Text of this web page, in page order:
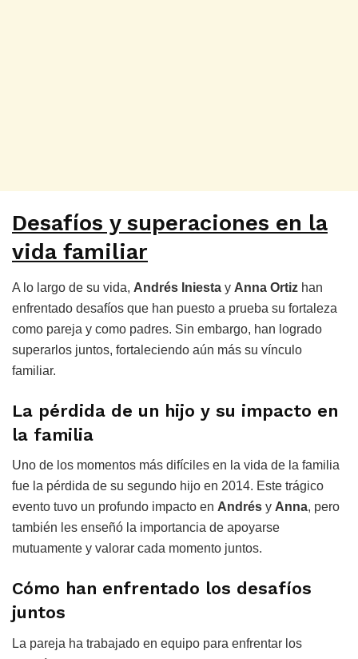
Desafíos y superaciones en la
vida familiar
A lo largo de su vida, Andrés Iniesta y Anna Ortiz han
enfrentado desafíos que han puesto a prueba su fortaleza
como pareja y como padres. Sin embargo, han logrado
superarlos juntos, fortaleciendo aún más su vínculo
familiar.
La pérdida de un hijo y su impacto en
la familia
Uno de los momentos más difíciles en la vida de la familia
fue la pérdida de su segundo hijo en 2014. Este trágico
evento tuvo un profundo impacto en Andrés y Anna, pero
también les enseñó la importancia de apoyarse
mutuamente y valorar cada momento juntos.
Cómo han enfrentado los desafíos
juntos
La pareja ha trabajado en equipo para enfrentar los